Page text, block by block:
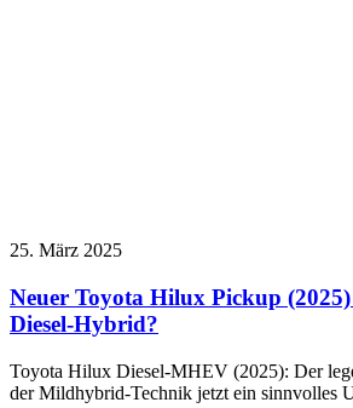
25. März 2025
Neuer Toyota Hilux Pickup (2025)
Diesel-Hybrid?
Toyota Hilux Diesel-MHEV (2025): Der
der Mildhybrid-Technik jetzt ein sinnvolles